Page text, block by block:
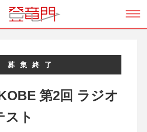
募集終了
第2回 ラジオ
スト